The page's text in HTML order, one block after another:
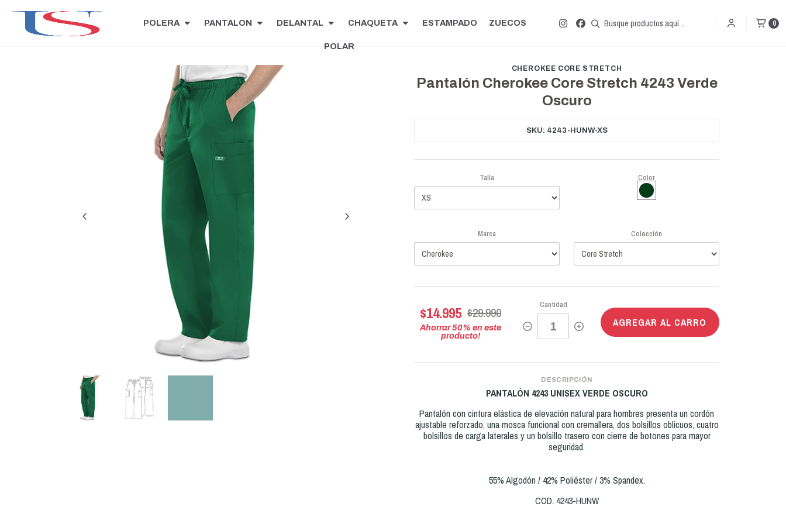
POLERA PANTALON DELANTAL CHAQUETA ESTAMPADO ZUECOS
POLAR
0
CHEROKEE CORE STRETCH
Pantalón Cherokee Core Stretch 4243 Verde
Oscuro
SKU: 4243-HUNW-XS
Talla Color
Marca Colección
$14.995 $29.990
Ahorrar50% en este
producto!
Cantidad
AGREGAR AL CARRO
DESCRIPCIÓN
PANTALÓN 4243 UNISEX VERDE OSCURO
Pantalón con cintura elástica de elevación natural para hombres presenta un cordón
ajustable reforzado, una mosca funcional con cremallera, dos bolsillos oblicuos, cuatro
bolsillos de carga laterales y un bolsillo trasero con cierre de botones para mayor
seguridad.
55% Algodón / 42% Poliéster / 3% Spandex.
COD. 4243-HUNW